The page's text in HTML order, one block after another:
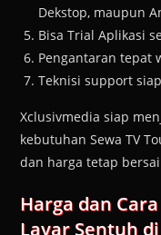
Dekstop, maupun
Bisa Trial Aplikasi
Pengantaran tepat
Teknisi support
Xclusivmedia siap
kebutuhan Sewa TV
dan harga tetap
Harga dan
Layar Sentuh